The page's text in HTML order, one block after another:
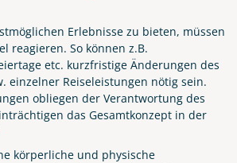
Erlebnisse zu bieten, müssen
reagieren. So können z.B.
etc. kurzfristige Änderungen des
einzelner Reiseleistungen nötig sein.
obliegen der Verantwortung des
das Gesamtkonzept in der
körperliche und physische